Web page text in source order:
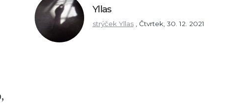
Yllas
strýček Yllas Čtvrtek, 30. 12. 2021